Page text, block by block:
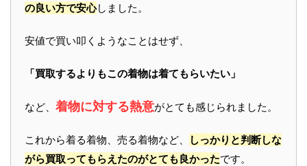
の良い方で安心しました。
安値で買い叩くようなことはせず、
「買取するよりもこの着物は着てもらいたい」
など、 着物に対する熱意がとても感じられました。
これから着る着物、売る着物など、
しっかりと判断しな
がら買取ってもらえたのがとても良かったです。